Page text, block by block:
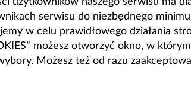
serwisu do niezbędnego
w celu prawidłowego działania
możesz otworzyć okno, w
Możesz też od razu